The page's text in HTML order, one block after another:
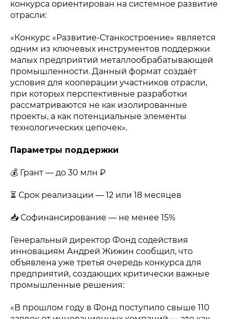
конкурса ориентирован на системное развитие
отрасли:
«Конкурс «Развитие-Станкостроение» является
одним из ключевых инструментов поддержки
малых предприятий металлообрабатывающей
промышленности. Данный формат создаёт
условия для кооперации участников отрасли,
при которых перспективные разработки
рассматриваются не как изолированные
проекты, а как потенциальные элементы
технологических цепочек».
Параметры поддержки
💰 Грант — до 30 млн ₽
⏳ Срок реализации — 12 или 18 месяцев
📥 Софинансирование — не менее 15%
Генеральный директор Фонд содействия
инновациям Андрей Жижин сообщил, что
объявлена уже третья очередь конкурса для
предприятий, создающих критически важные
промышленные решения:
«В прошлом году в Фонд поступило свыше 110